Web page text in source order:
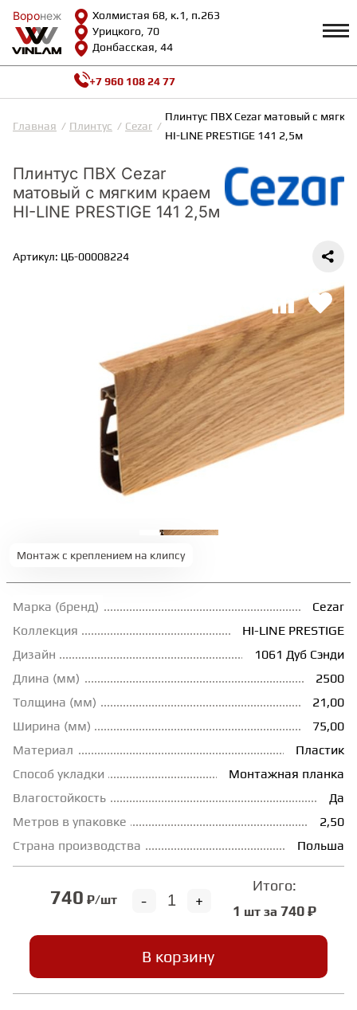
Воронеж
Холмистая 68, к.1, п.263
Урицкого, 70
Донбасская, 44
Воронеж
КАТАЛОГ Профиль
Возврат и гарантии
Сотрудничество
Вопросы и ответы
Видеообзоры
Калькулятор
ВИНИЛОВАЯ ПЛИТКА
ЛАМИНАТ
ПАРКЕТНАЯ ДОСКА
ТЕРРАСНАЯ ДОСКА
КОВРОВАЯ ПЛИТКА
МОДУЛЬНЫЕ ПВХ
ПОДЛОЖКА
ПЛИНТУС
КЛЕЙ
ТЕПЛЫЙ ПОЛ
ТЕРМОПАРКЕТ
ЭКОМАССИВ
МАССИВНАЯ ДОСКА
+7 960 108 24 77
Главная Плинтус Cezar
Плинтус ПВХ Cezar матовый с
HI-LINE PRESTIGE 141 2,5м
Плинтус ПВХ Cezar
матовый с мягким краем
HI-LINE PRESTIGE 141 2,5м
Артикул: ЦБ-00008224
Монтаж с креплением на клипсу
Марка (бренд)
Cezar
Коллекция
HI-LINE PRESTIGE
Дизайн
1061 Дуб Сэнди
Длина (мм)
2500
Толщина (мм)
21,00
Ширина (мм)
75,00
Материал
Пластик
Способ укладки
Монтажная планка
Влагостойкость
Да
Метров в упаковке
2,50
Страна производства
Польша
740 ₽/шт +
-
Итого:
1 шт за 740 ₽
В корзину